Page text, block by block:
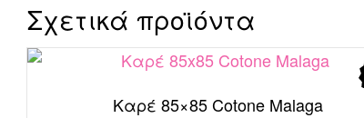
Σχετικά προϊόντα
Καρέ 85×85 Cotone Malaga